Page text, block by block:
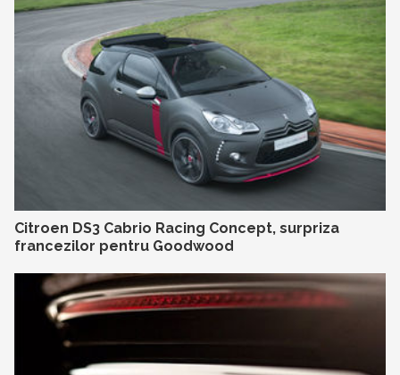
Citroen DS3 Cabrio Racing Concept, surpriza
francezilor pentru Goodwood